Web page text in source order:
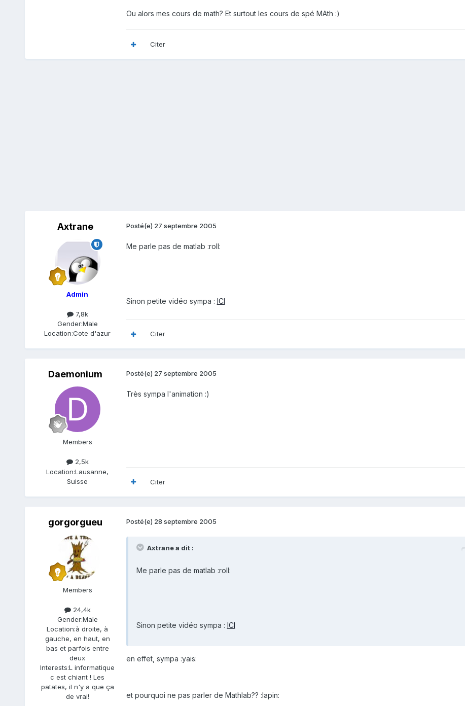
Ou alors mes cours de math? Et surtout les cours de spé MAth :)
Citer
Axtrane
Admin
7,8k
Gender:Male
Location:Cote d'azur
Posté(e) 27 septembre 2005
Me parle pas de matlab :roll:
Sinon petite vidéo sympa : ICI
Citer
Daemonium
Members
2,5k
Location:Lausanne,
Suisse
Posté(e) 27 septembre 2005
Très sympa l'animation :)
Citer
gorgorgueu
Members
24,4k
Gender:Male
Location:à droite, à
gauche, en haut, en
bas et parfois entre
deux
Interests:L informatique
c est chiant ! Les
patates, il n'y a que ça
de vrai!
Posté(e) 28 septembre 2005
Axtrane a dit :
Me parle pas de matlab :roll:
Sinon petite vidéo sympa : ICI
en effet, sympa :yais:
et pourquoi ne pas parler de Mathlab?? :lapin: